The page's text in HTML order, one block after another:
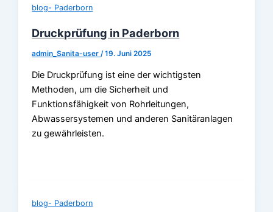
blog- Paderborn
Druckprüfung in Paderborn
admin_Sanita-user /19. Juni 2025
Die Druckprüfung ist eine der wichtigsten
Methoden, um die Sicherheit und
Funktionsfähigkeit von Rohrleitungen,
Abwassersystemen und anderen Sanitäranlagen
zu gewährleisten.
blog- Paderborn